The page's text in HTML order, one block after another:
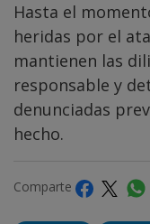
Hasta el
heridas por el
mantienen las
responsable y
denunciadas
hecho.
Comparte